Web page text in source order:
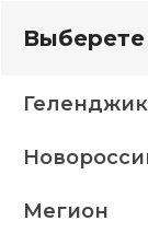
белья
Геленджик
Мегион